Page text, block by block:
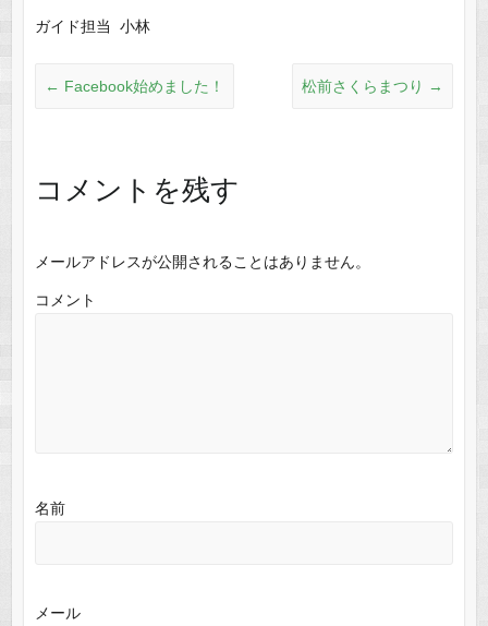
ガイド担当 小林
← Facebook始めました！ 松前さくらまつり →
コメントを残す
メールアドレスが公開されることはありません。
コメント
名前
メール